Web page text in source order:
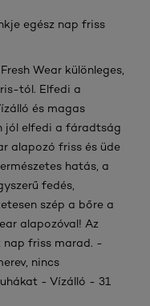
egész nap friss
Wear különleges,
tól. Elfedi a
és magas
jól elfedi a fáradtság
alapozó friss és üde
hatás, a
fedés,
szép a bőre a
alapozóval! Az
nap friss marad. -
nincs
- Vízálló - 31